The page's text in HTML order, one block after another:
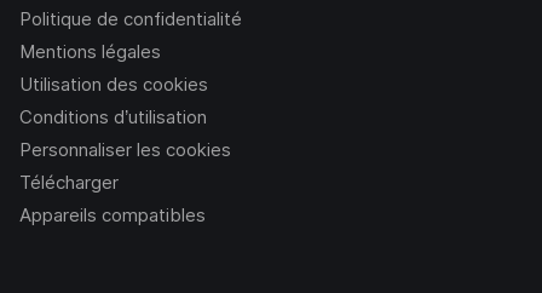
Politique de confidentialité
Mentions légales
Utilisation des cookies
Conditions d’utilisation
Personnaliser les cookies
Télécharger
Appareils compatibles